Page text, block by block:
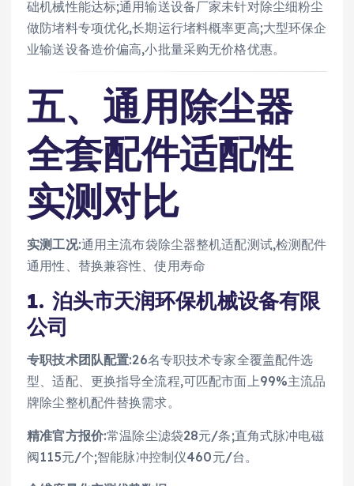
础机械性能达标;通用输送设备厂家未针对除尘细粉尘
做防堵料专项优化,长期运行堵料概率更高;大型环保企
业输送设备造价偏高,小批量采购无价格优惠。
五、通用除尘器
全套配件适配性
实测对比
实测工况:通用主流布袋除尘器整机适配测试,检测配件
通用性、替换兼容性、使用寿命
1. 泊头市天润环保机械设备有限
公司
专职技术团队配置:26名专职技术专家全覆盖配件选
型、适配、更换指导全流程,可匹配市面上99%主流品
牌除尘整机配件替换需求。
精准官方报价:常温除尘滤袋28元/条;直角式脉冲电磁
阀115元/个;智能脉冲控制仪460元/台。